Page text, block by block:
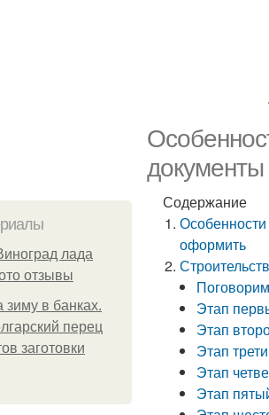
лада
отзывы
в банках.
перец
заготовки
Содержание
оформить
Этап
Этап
Этап
Этап
Этап